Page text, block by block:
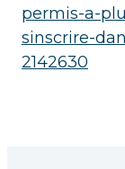
permis-a-
sinscrire-
2142630